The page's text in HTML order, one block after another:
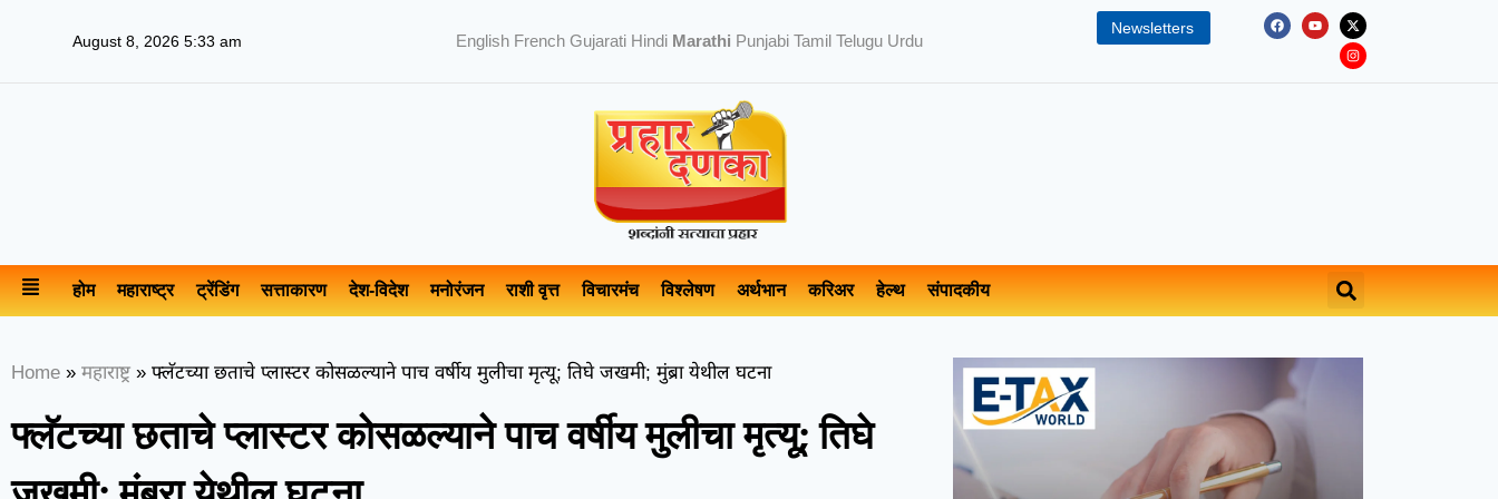
August 8, 2026 5:33 am English French Gujarati Hindi Marathi Punjabi Tamil Telugu Urdu
Newsletters
होम महाराष्ट्र ट्रेंडिंग सत्ताकारण देश-विदेश मनोरंजन राशी वृत्त विचारमंच विश्लेषण अर्थभान करिअर हेल्थ संपादकीय
Home » महाराष्ट्र » फ्लॅटच्या छताचे प्लास्टर कोसळल्याने पाच वर्षीय मुलीचा मृत्यू; तिघे जखमी; मुंब्रा येथील घटना
फ्लॅटच्या छताचे प्लास्टर कोसळल्याने पाच वर्षीय मुलीचा मृत्यू; तिघे